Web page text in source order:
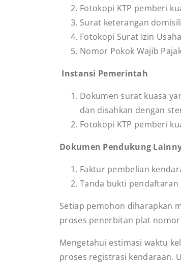
Fotokopi KTP pemberi
Surat keterangan
Fotokopi Surat Izin
Nomor Pokok Wajib
Instansi Pemerintah
Dokumen surat kuasa
dan disahkan dengan
Fotokopi KTP pemberi
Dokumen Pendukung
Faktur pembelian
Tanda bukti pendaftaran
Setiap pemohon diharapkan
proses penerbitan plat
Mengetahui estimasi waktu
proses registrasi kendaraan.